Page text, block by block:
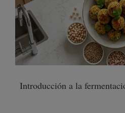
Introducción a la